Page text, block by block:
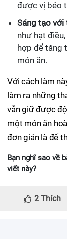
được vị béo
Sáng tạo với
như hạt
hợp để tăng
món ăn.
Với cách làm
làm ra những
vẫn giữ được
một món ăn
đơn giản là để
Bạn nghĩ sao về
viết này?
2 Thích